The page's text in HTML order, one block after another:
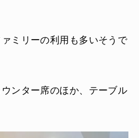
ミリーの利用も多いそうで
ンター席のほか、テーブル